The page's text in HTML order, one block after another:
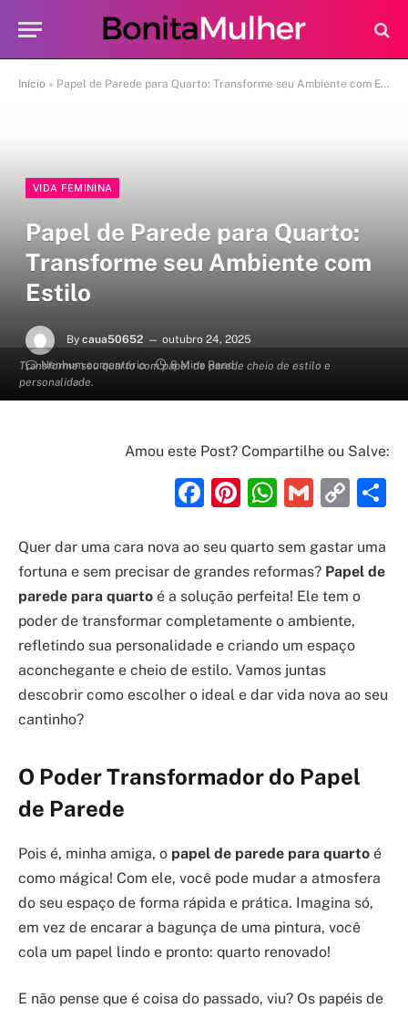
Início » Papel de Parede para Quarto: Transforme seu Ambiente com Estilo
Transforme seu quarto com papel de parede cheio de estilo e
personalidade.
VIDA FEMININA
Papel de Parede para Quarto:
Transforme seu Ambiente com
Estilo
By caua50652
outubro 24, 2025
Nenhum comentário
8 Mins Read
Amou este Post? Compartilhe ou Salve:
Facebook
Pinterest
Gmail
Quer dar uma cara nova ao seu quarto sem gastar uma
fortuna e sem precisar de grandes reformas? Papel de
parede para quarto é a solução perfeita! Ele tem o
poder de transformar completamente o ambiente,
refletindo sua personalidade e criando um espaço
aconchegante e cheio de estilo. Vamos juntas
descobrir como escolher o ideal e dar vida nova ao seu
cantinho?
O Poder Transformador do Papel
de Parede
Pois é, minha amiga, o papel de parede para quarto é
como mágica! Com ele, você pode mudar a atmosfera
do seu espaço de forma rápida e prática. Imagina só,
em vez de encarar a bagunça de uma pintura, você
cola um papel lindo e pronto: quarto renovado!
E não pense que é coisa do passado, viu? Os papéis de